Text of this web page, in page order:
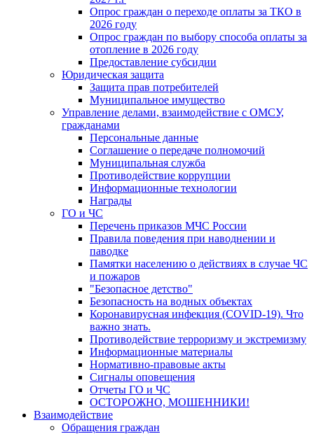
Опрос граждан о переходе оплаты за ТКО в
2026 году
Опрос граждан по выбору способа оплаты за
отопление в 2026 году
Предоставление субсидии
Юридическая защита
Защита прав потребителей
Муниципальное имущество
Управление делами, взаимодействие с ОМСУ,
гражданами
Персональные данные
Соглашение о передаче полномочий
Муниципальная служба
Противодействие коррупции
Информационные технологии
Награды
ГО и ЧС
Перечень приказов МЧС России
Правила поведения при наводнении и
паводке
Памятки населению о действиях в случае ЧС
и пожаров
"Безопасное детство"
Безопасность на водных объектах
Коронавирусная инфекция (COVID-19). Что
важно знать.
Противодействие терроризму и экстремизму
Информационные материалы
Нормативно-правовые акты
Сигналы оповещения
Отчеты ГО и ЧС
ОСТОРОЖНО, МОШЕННИКИ!
Взаимодействие
Обращения граждан